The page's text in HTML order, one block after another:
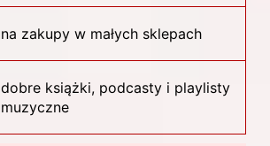
na zakupy w małych sklepach
dobre książki, podcasty i playlisty
muzyczne